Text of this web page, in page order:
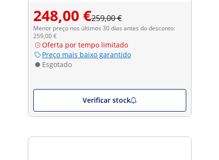
248,00 €259,00 €
Menor preço nos últimos 30 dias antes do desconto:
259,00 €
Oferta por tempo limitado
Preço mais baixo garantido
Esgotado
Verificar stock